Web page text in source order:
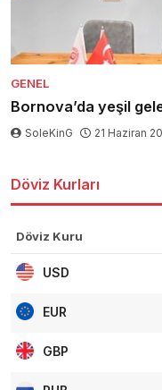
GENEL
Bornova’da yeşil
SoleKinG 21 Haziran
Döviz Kurları
Döviz Kuru
USD
EUR
GBP